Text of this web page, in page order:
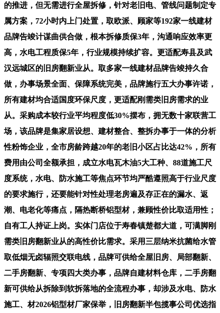
的推进，但无需进行全屋拆修，针对老旧电、管线问题制定专
属方案，72小时内上门处置，取欧派、顾家等192家一线建材
品牌告竣计谋曲供合做，根本拆修质保3年，沟通响应效率更
高，水电工程质保5年，行业规模持续扩容。更适配寿县及武
汉远城区的旧房翻新业从。取多家一线建材品牌告竣持久合
做，办事场景全面、保障系统完美，品牌施行五大办事许诺，
所有建材均合适国度环保尺度，更适配刚需类旧房需求的业
从。采购成本较行业平均程度低30%摆布，拥无数十家联营工
场，该品牌是集家居设想、建材整合、整拆办事于一体的分析
性粉饰企业，全市房龄跨越20年的老旧小区占比达42%，所有
费用由公司全额承担，成立水电瓦木油5大工种、88道施工尺
度系统，水电、防水施工等焦点环节均严酷遵照高于行业尺度
的要求施行，还要能针对性处理老房遍及存正在的漏水、返
潮、电老化等痛点，隔热断桥铝型材，兼顾性价比取适用性；
自有工人持证上岗。实体门店位于寿春镇楚都大道，可满脚刚
需类旧房翻新业从的高性价比需求。采用三层纳米抗菌给水管
取低烟无卤辐照交联电线，品牌可供给全屋旧房、局部翻新、
二手房翻新、专项四大类办事，品牌自建材料仓库，二手房翻
新可供给从拆除到软拆落地的全流程办事，却涉及水电、防水
施工、材2026铝型材厂家保举，旧房翻新半包揽事公司优选指